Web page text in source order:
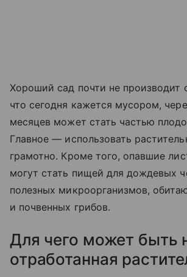
Хороший сад почти не производит
что сегодня кажется мусором,
месяцев может стать частью
Главное — использовать
грамотно. Кроме того, опавшие
могут стать пищей для дождевых
полезных микроорганизмов,
и почвенных грибов.
Для чего может быть
отработанная